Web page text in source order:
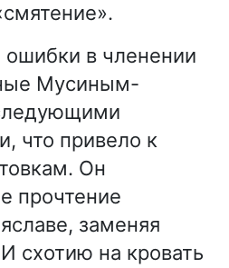
ошибки в членении
Мусиным-
что привело к
Он
прочтение
заменяя
схотию на кровать